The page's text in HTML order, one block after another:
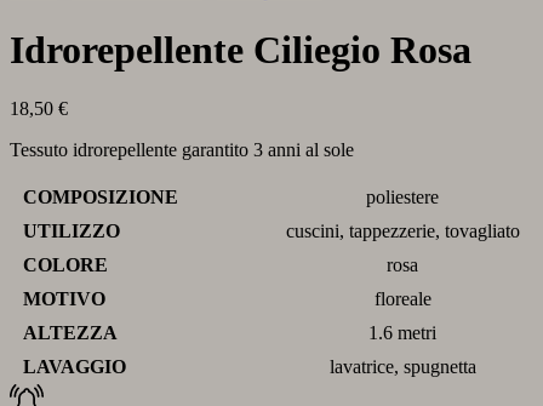
Idrorepellente Ciliegio Rosa
18,50 €
Tessuto idrorepellente garantito 3 anni al sole
COMPOSIZIONE
poliestere
UTILIZZO
cuscini, tappezzerie, tovagliato
COLORE
rosa
MOTIVO
floreale
ALTEZZA
1.6 metri
LAVAGGIO
lavatrice, spugnetta